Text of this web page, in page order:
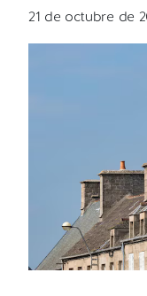
21 de octubre de